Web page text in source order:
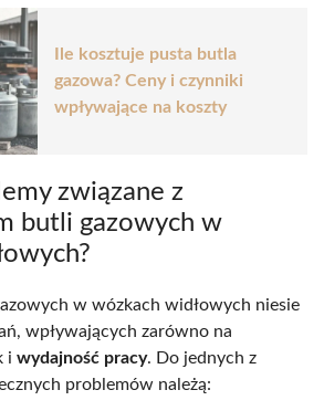
Ile kosztuje pusta butla
gazowa? Ceny i czynniki
wpływające na koszty
związane z
butli gazowych w
w wózkach widłowych niesie
wpływających zarówno na
i wydajność pracy. Do jednych z
problemów należą: